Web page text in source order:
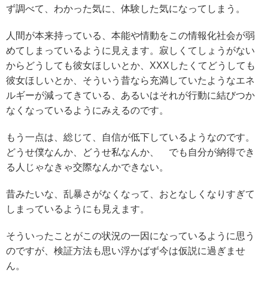
ず調べて、わかった気に、体験した気になってしまう。
人間が本来持っている、本能や情動をこの情報化社会が弱
めてしまっているように見えます。寂しくてしょうがない
からどうしても彼女ほしいとか、XXXしたくてどうしても
彼女ほしいとか、そういう昔なら充満していたようなエネ
ルギーが減ってきている、あるいはそれが行動に結びつか
なくなっているようにみえるのです。
もう一点は、総じて、自信が低下しているようなのです。
どうせ僕なんか、どうせ私なんか、 でも自分が納得でき
る人じゃなきゃ交際なんかできない。
昔みたいな、乱暴さがなくなって、おとなしくなりすぎて
しまっているようにも見えます。
そういったことがこの状況の一因になっているように思う
のですが、検証方法も思い浮かばず今は仮説に過ぎませ
ん。